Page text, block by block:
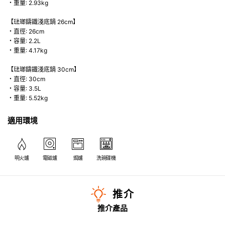
・重量: 2.93kg
【琺瑯鑄鐵淺底鍋 26cm】
・直徑: 26cm
・容量: 2.2L
・重量: 4.17kg
【琺瑯鑄鐵淺底鍋 30cm】
・直徑: 30cm
・容量: 3.5L
・重量: 5.52kg
適用環境
明火爐 電磁爐 焗爐 洗碗碟機
推介
推介產品